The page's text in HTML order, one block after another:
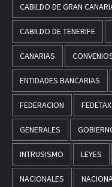
CABILDO DE GRAN
CABILDO DE TENERIFE
CANARIAS
ENTIDADES BANCARIAS
FEDERACION FEDETAX
GENERALES
INTRUSISMO LEYES
NACIONALES